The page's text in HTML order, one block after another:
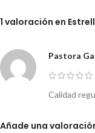
1 valoración en
Pastora
Calidad
Añade una